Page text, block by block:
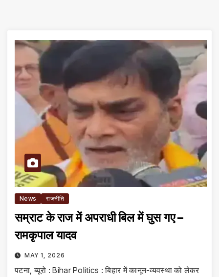
News राजनीति
सम्राट के राज में अपराधी बिल में घुस गए –
रामकृपाल यादव
MAY 1, 2026
पटना, ब्यूरो : Bihar Politics : बिहार में कानून-व्यवस्था को लेकर